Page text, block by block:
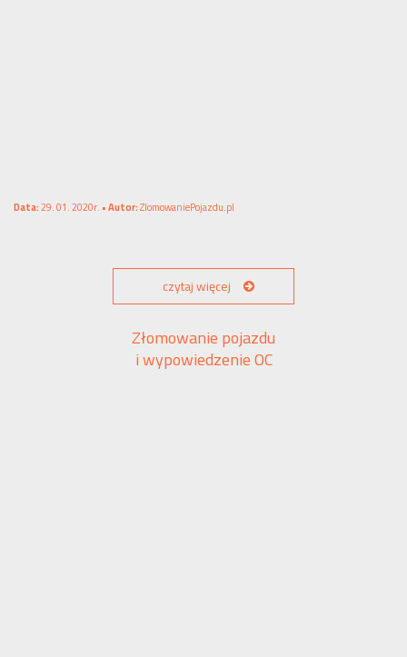
Data:29. 01. 2020r. •Autor:ZlomowaniePojazdu.pl
czytaj więcej
Złomowanie pojazdu
i wypowiedzenie OC